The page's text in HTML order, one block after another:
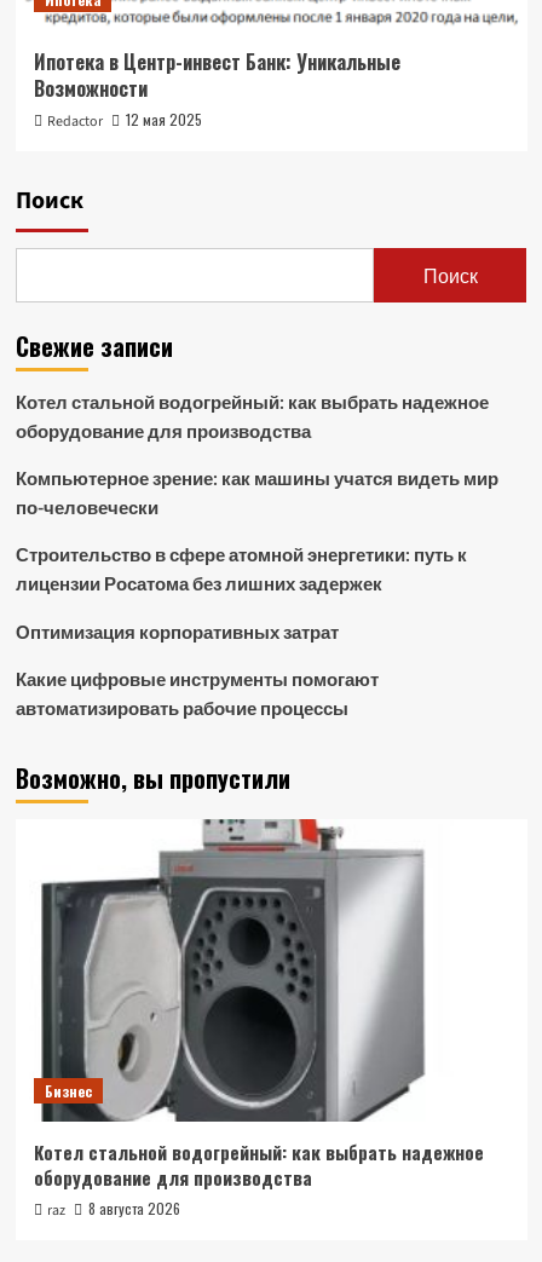
Ипотека в Центр-инвест Банк: Уникальные
Возможности
Redactor 12 мая 2025
Поиск
Поиск
Свежие записи
Котел стальной водогрейный: как выбрать надежное
оборудование для производства
Компьютерное зрение: как машины учатся видеть мир
по-человечески
Строительство в сфере атомной энергетики: путь к
лицензии Росатома без лишних задержек
Оптимизация корпоративных затрат
Какие цифровые инструменты помогают
автоматизировать рабочие процессы
Возможно, вы пропустили
Бизнес
Котел стальной водогрейный: как выбрать надежное
оборудование для производства
raz 8 августа 2026